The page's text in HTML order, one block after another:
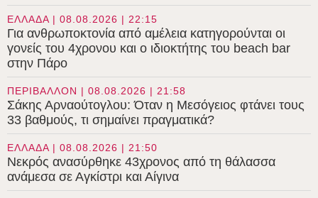
ΕΛΛΑΔΑ | 08.08.2026 | 22:15
Για ανθρωποκτονία από αμέλεια κατηγορούνται οι
γονείς του 4χρονου και ο ιδιοκτήτης του beach bar
στην Πάρο
ΠΕΡΙΒΑΛΛΟΝ | 08.08.2026 | 21:58
Σάκης Αρναούτογλου: Όταν η Μεσόγειος φτάνει τους
33 βαθμούς, τι σημαίνει πραγματικά?
ΕΛΛΑΔΑ | 08.08.2026 | 21:50
Νεκρός ανασύρθηκε 43χρονος από τη θάλασσα
ανάμεσα σε Αγκίστρι και Αίγινα